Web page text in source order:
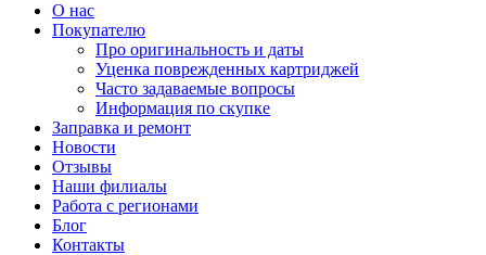
О нас
Покупателю
Про оригинальность и даты
Уценка поврежденных картриджей
Часто задаваемые вопросы
Информация по скупке
Заправка и ремонт
Новости
Отзывы
Наши филиалы
Работа с регионами
Блог
Контакты